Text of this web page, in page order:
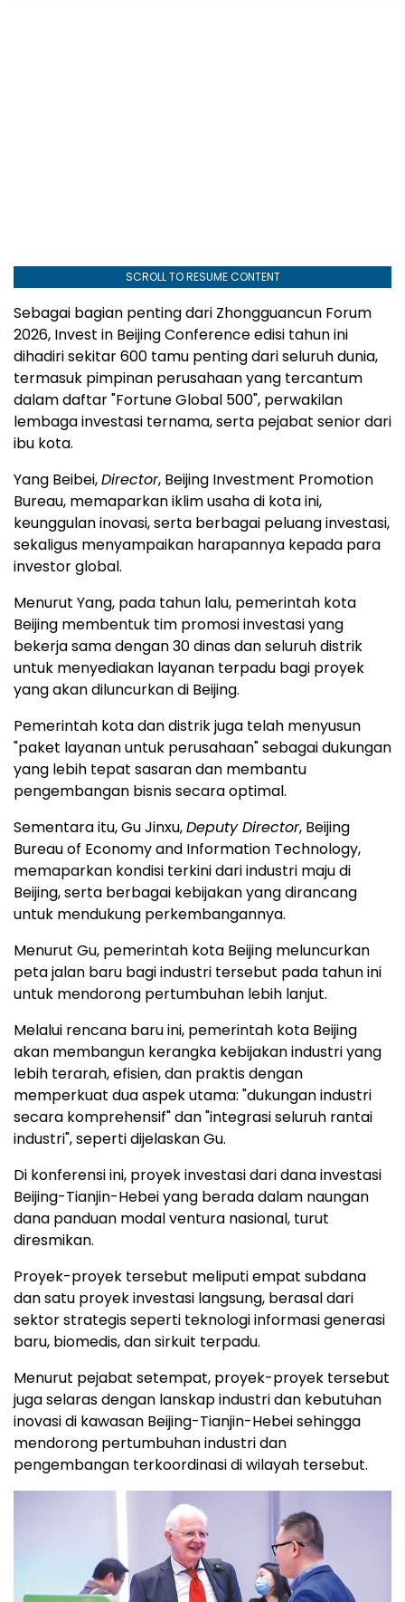
SCROLL TO RESUME CONTENT
Sebagai bagian penting dari Zhongguancun Forum
2026, Invest in Beijing Conference edisi tahun ini
dihadiri sekitar 600 tamu penting dari seluruh dunia,
termasuk pimpinan perusahaan yang tercantum
dalam daftar "Fortune Global 500", perwakilan
lembaga investasi ternama, serta pejabat senior dari
ibu kota.
Yang Beibei,Director, Beijing Investment Promotion
Bureau, memaparkan iklim usaha di kota ini,
keunggulan inovasi, serta berbagai peluang investasi,
sekaligus menyampaikan harapannya kepada para
investor global.
Menurut Yang, pada tahun lalu, pemerintah kota
Beijing membentuk tim promosi investasi yang
bekerja sama dengan 30 dinas dan seluruh distrik
untuk menyediakan layanan terpadu bagi proyek
yang akan diluncurkan di Beijing.
Pemerintah kota dan distrik juga telah menyusun
"paket layanan untuk perusahaan" sebagai dukungan
yang lebih tepat sasaran dan membantu
pengembangan bisnis secara optimal.
Sementara itu, Gu Jinxu,Deputy Director, Beijing
Bureau of Economy and Information Technology,
memaparkan kondisi terkini dari industri maju di
Beijing, serta berbagai kebijakan yang dirancang
untuk mendukung perkembangannya.
Menurut Gu, pemerintah kota Beijing meluncurkan
peta jalan baru bagi industri tersebut pada tahun ini
untuk mendorong pertumbuhan lebih lanjut.
Melalui rencana baru ini, pemerintah kota Beijing
akan membangun kerangka kebijakan industri yang
lebih terarah, efisien, dan praktis dengan
memperkuat dua aspek utama: "dukungan industri
secara komprehensif" dan "integrasi seluruh rantai
industri", seperti dijelaskan Gu.
Di konferensi ini, proyek investasi dari dana investasi
Beijing-Tianjin-Hebei yang berada dalam naungan
dana panduan modal ventura nasional, turut
diresmikan.
Proyek-proyek tersebut meliputi empat subdana
dan satu proyek investasi langsung, berasal dari
sektor strategis seperti teknologi informasi generasi
baru, biomedis, dan sirkuit terpadu.
Menurut pejabat setempat, proyek-proyek tersebut
juga selaras dengan lanskap industri dan kebutuhan
inovasi di kawasan Beijing-Tianjin-Hebei sehingga
mendorong pertumbuhan industri dan
pengembangan terkoordinasi di wilayah tersebut.